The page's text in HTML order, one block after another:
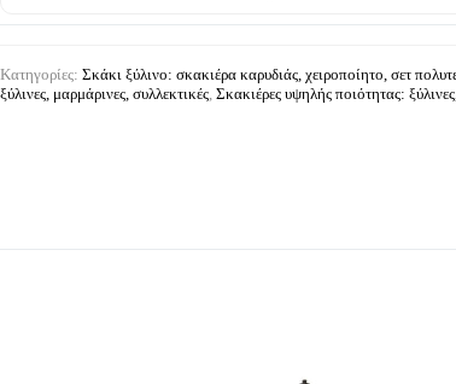
Κατηγορίες: Σκάκι ξύλινο: σκακιέρα καρυδιάς, χειροποίητο, σετ
ξύλινες, μαρμάρινες, συλλεκτικές Σκακιέρες υψηλής ποιότητας: